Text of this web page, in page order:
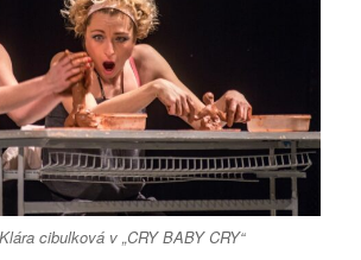
cibulková v „CRY BABY CRY“